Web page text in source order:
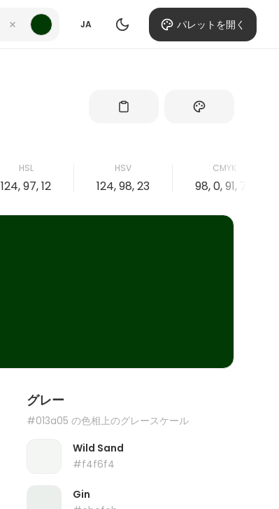
JA パレットを開く
HSL
124, 97, 12
HSV
124, 98, 23
CMYK
98, 0, 91, 77
グレー
#013a05 の色相上のグレースケール
Wild Sand
#f4f6f4
Gin